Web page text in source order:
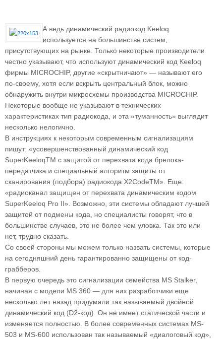
А ведь динамический радиокод Keeloq
используется на большинстве систем,
присутствующих на рынке. Только некоторые производители
честно указывают, что используют динамический код Keeloq
фирмы MICROCHIP, другие «скрытничают» — называют его
по-своему, хотя если вскрыть центральный блок, можно
обнаружить внутри микросхемы производства MICROCHIP.
Некоторые вообще не указывают в технических
характеристиках тип радиокода, и эта «туманность» выглядит
несколько нелогично.
В инструкциях к некоторым современным сигнализациям
пишут: «усовершенствованный динамический код
SuperKeeloqТМ с защитой от перехвата кода брелока-
передатчика и специальный алгоритм защиты от
сканирования (подбора) радиокода X2CodeТМ». Еще:
«радиоканал защищен от перехвата динамическим кодом
SuperKeeloq Pro II». Возможно, эти системы обладают лучшей
защитой от подмены кода, но специалисты говорят, что в
большинстве случаев, это не более чем уловка. Так это или
нет, трудно сказать.
Со своей стороны мы можем только назвать системы, которые
на сегодняшний день гарантированно защищены от код-
грабберов.
В первую очередь это сигнализации семейства MS Stalker,
начиная с модели MS 360 — для них разработчики еще
несколько лет назад придумали так называемый двойной
динамический код (D2-код). Он не имеет статической части и
изменяется полностью. В более современных системах MS-
503 и MS-600 использован так называемый «диалоговый код»,